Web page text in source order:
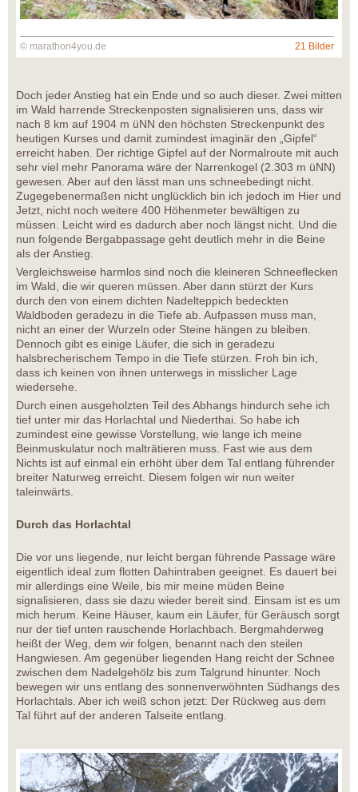
© marathon4you.de 21 Bilder
Doch jeder Anstieg hat ein Ende und so auch dieser. Zwei mitten
im Wald harrende Streckenposten signalisieren uns, dass wir
nach 8 km auf 1904 m üNN den höchsten Streckenpunkt des
heutigen Kurses und damit zumindest imaginär den „Gipfel“
erreicht haben. Der richtige Gipfel auf der Normalroute mit auch
sehr viel mehr Panorama wäre der Narrenkogel (2.303 m üNN)
gewesen. Aber auf den lässt man uns schneebedingt nicht.
Zugegebenermaßen nicht unglücklich bin ich jedoch im Hier und
Jetzt, nicht noch weitere 400 Höhenmeter bewältigen zu
müssen. Leicht wird es dadurch aber noch längst nicht. Und die
nun folgende Bergabpassage geht deutlich mehr in die Beine
als der Anstieg.
Vergleichsweise harmlos sind noch die kleineren Schneeflecken
im Wald, die wir queren müssen. Aber dann stürzt der Kurs
durch den von einem dichten Nadelteppich bedeckten
Waldboden geradezu in die Tiefe ab. Aufpassen muss man,
nicht an einer der Wurzeln oder Steine hängen zu bleiben.
Dennoch gibt es einige Läufer, die sich in geradezu
halsbrecherischem Tempo in die Tiefe stürzen. Froh bin ich,
dass ich keinen von ihnen unterwegs in misslicher Lage
wiedersehe.
Durch einen ausgeholzten Teil des Abhangs hindurch sehe ich
tief unter mir das Horlachtal und Niederthai. So habe ich
zumindest eine gewisse Vorstellung, wie lange ich meine
Beinmuskulatur noch malträtieren muss. Fast wie aus dem
Nichts ist auf einmal ein erhöht über dem Tal entlang führender
breiter Naturweg erreicht. Diesem folgen wir nun weiter
taleinwärts.
Durch das Horlachtal
Die vor uns liegende, nur leicht bergan führende Passage wäre
eigentlich ideal zum flotten Dahintraben geeignet. Es dauert bei
mir allerdings eine Weile, bis mir meine müden Beine
signalisieren, dass sie dazu wieder bereit sind. Einsam ist es um
mich herum. Keine Häuser, kaum ein Läufer, für Geräusch sorgt
nur der tief unten rauschende Horlachbach. Bergmahderweg
heißt der Weg, dem wir folgen, benannt nach den steilen
Hangwiesen. Am gegenüber liegenden Hang reicht der Schnee
zwischen dem Nadelgehölz bis zum Talgrund hinunter. Noch
bewegen wir uns entlang des sonnenverwöhnten Südhangs des
Horlachtals. Aber ich weiß schon jetzt: Der Rückweg aus dem
Tal führt auf der anderen Talseite entlang.